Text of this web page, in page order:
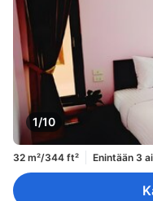
1/10
32 m²/344 ft² Enintään 3